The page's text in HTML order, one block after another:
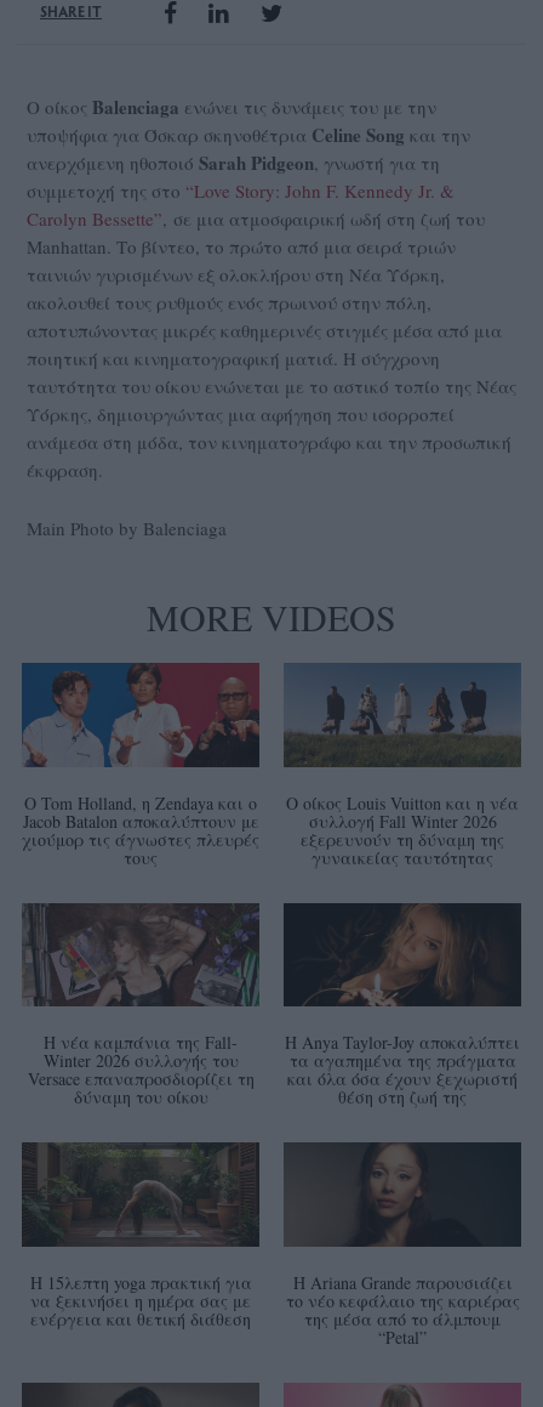
SHARE IT
Ο οίκος Balenciaga ενώνει τις δυνάμεις του με την
υποψήφια για Όσκαρ σκηνοθέτρια Celine Song και την
ανερχόμενη ηθοποιό Sarah Pidgeon, γνωστή για τη
συμμετοχή της στο “Love Story: John F. Kennedy Jr. &
Carolyn Bessette”, σε μια ατμοσφαιρική ωδή στη ζωή του
Manhattan. Το βίντεο, το πρώτο από μια σειρά τριών
ταινιών γυρισμένων εξ ολοκλήρου στη Νέα Υόρκη,
ακολουθεί τους ρυθμούς ενός πρωινού στην πόλη,
αποτυπώνοντας μικρές καθημερινές στιγμές μέσα από μια
ποιητική και κινηματογραφική ματιά. H σύγχρονη
ταυτότητα του οίκου ενώνεται με το αστικό τοπίο της Νέας
Υόρκης, δημιουργώντας μια αφήγηση που ισορροπεί
ανάμεσα στη μόδα, τον κινηματογράφο και την προσωπική
έκφραση.
Main Photo by Balenciaga
MORE VIDEOS
Ο Tom Holland, η Zendaya και ο
Jacob Batalon αποκαλύπτουν με
χιούμορ τις άγνωστες πλευρές
τους
Ο οίκος Louis Vuitton και η νέα
συλλογή Fall Winter 2026
εξερευνούν τη δύναμη της
γυναικείας ταυτότητας
Η νέα καμπάνια της Fall-
Winter 2026 συλλογής του
Versace επαναπροσδιορίζει τη
δύναμη του οίκου
Η Anya Taylor-Joy αποκαλύπτει
τα αγαπημένα της πράγματα
και όλα όσα έχουν ξεχωριστή
θέση στη ζωή της
Η 15λεπτη yoga πρακτική για
να ξεκινήσει η ημέρα σας με
ενέργεια και θετική διάθεση
Η Ariana Grande παρουσιάζει
το νέο κεφάλαιο της καριέρας
της μέσα από το άλμπουμ
“Petal”